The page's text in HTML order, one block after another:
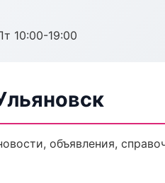
10:00-19:00
объявления,